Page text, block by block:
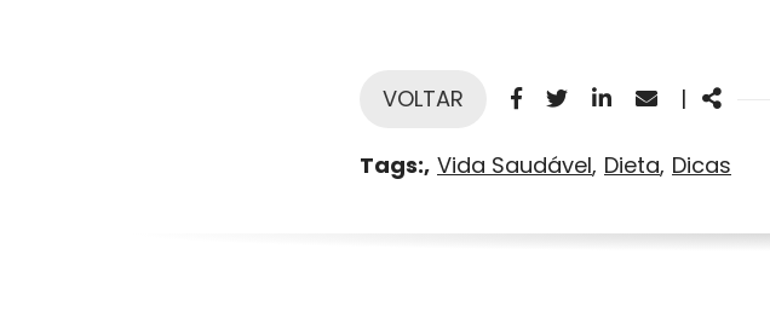
VOLTAR Facebook
TwitterLinkedinEmail
| Share
Tags: Vida Saudável Dieta Dicas